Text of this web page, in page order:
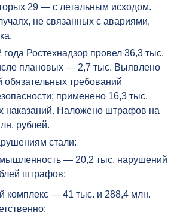
29 — с летальным исходом.
не связанных с авариями,
Ростехнадзор провел 36,3 тыс.
плановых — 2,7 тыс. Выявлено
требований
применено 16,3 тыс.
наказаний. Наложено штрафов на
рублей.
стали:
— 20,2 тыс. нарушений
штрафов;
комплекс — 41 тыс. и 288,4 млн.